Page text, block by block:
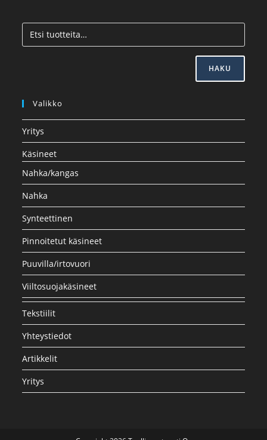
HAKU
Valikko
Yritys
Käsineet
Nahka/kangas
Nahka
Synteettinen
Pinnoitetut käsineet
Puuvilla/irtovuori
Viiltosuojakäsineet
Tekstiilit
Yhteystiedot
Artikkelit
Yritys